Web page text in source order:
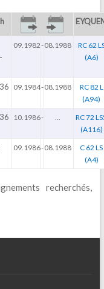
09.1982-08.1988
RC 62
(A6)
09.1984-08.1988
RC 82 L
(A94)
10.1986-
RC 72
(A116)
09.1986-08.1988
C 62 LS
(A4)
recherchés,